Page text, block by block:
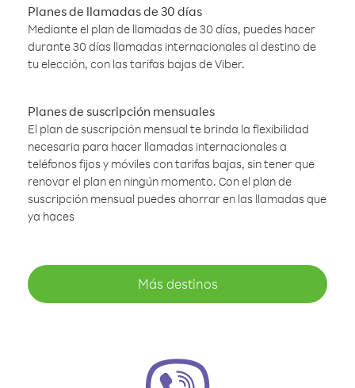
Planes de llamadas de 30 días
Mediante el plan de llamadas de 30 días, puedes hacer
durante 30 días llamadas internacionales al destino de
tu elección, con las tarifas bajas de Viber.
Planes de suscripción mensuales
El plan de suscripción mensual te brinda la flexibilidad
necesaria para hacer llamadas internacionales a
teléfonos fijos y móviles con tarifas bajas, sin tener que
renovar el plan en ningún momento. Con el plan de
suscripción mensual puedes ahorrar en las llamadas que
ya haces
Más destinos